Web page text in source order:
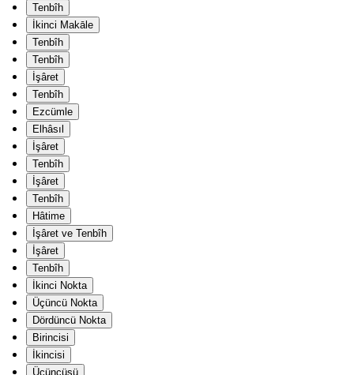
Tenbîh
İkinci Makāle
Tenbîh
Tenbîh
İşâret
Tenbîh
Ezcümle
Elhâsıl
İşâret
Tenbîh
İşâret
Tenbîh
Hâtime
İşâret ve Tenbîh
İşâret
Tenbîh
İkinci Nokta
Üçüncü Nokta
Dördüncü Nokta
Birincisi
İkincisi
Üçüncüsü